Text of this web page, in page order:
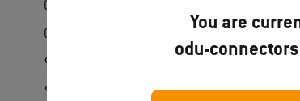
You are
odu-
ODU 정보
ODU Express
연락처
인증